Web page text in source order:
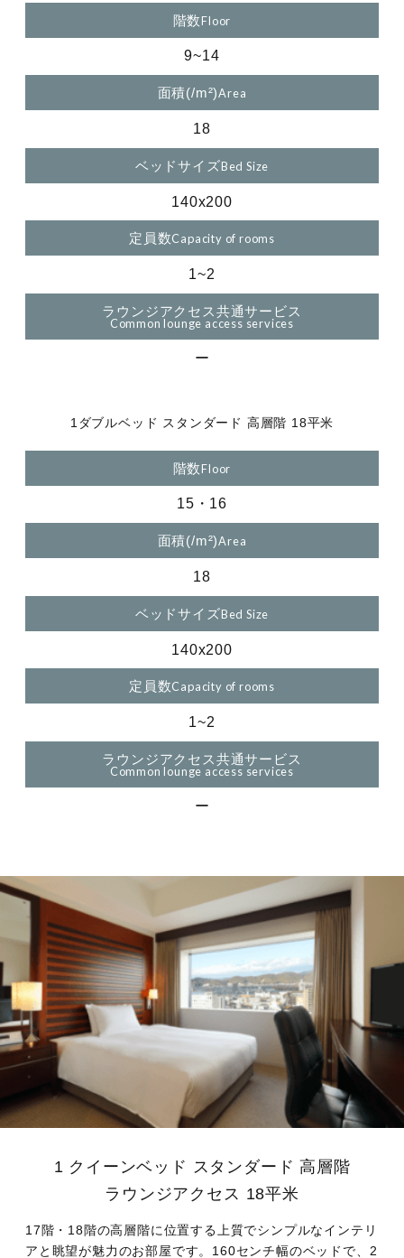
階数
9~14
面積(/m²)
18
ベッドサイズ
140x200
定員数
1~2
ラウンジアクセス共通サービス
ー
1ダブルベッド スタンダード 高層階 18平米
階数
15・16
面積(/m²)
18
ベッドサイズ
140x200
定員数
1~2
ラウンジアクセス共通サービス
ー
1 クイーンベッド スタンダード 高層階
ラウンジアクセス 18平米
17階・18階の高層階に位置する上質でシンプルなインテリ
アと眺望が魅力のお部屋です。160センチ幅のベッドで、2